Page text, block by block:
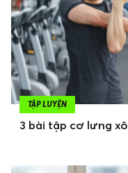
TẬP LUYỆN
3 bài tập cơ lưng